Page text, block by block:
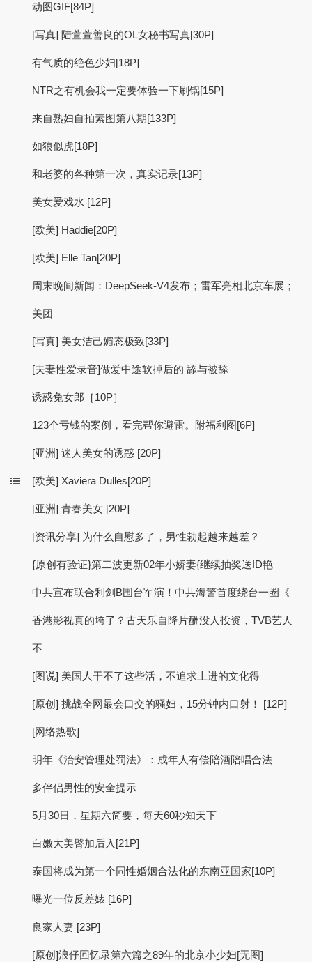
动图GIF[84P]
[写真] 陆萱萱善良的OL女秘书写真[30P]
有气质的绝色少妇[18P]
NTR之有机会我一定要体验一下刷锅[15P]
来自熟妇自拍素图第八期[133P]
如狼似虎[18P]
和老婆的各种第一次，真实记录[13P]
美女爱戏水 [12P]
[欧美] Haddie[20P]
[欧美] Elle Tan[20P]
周末晚间新闻：DeepSeek-V4发布；雷军亮相北京车展；
美团
[写真] 美女洁己媚态极致[33P]
[夫妻性爱录音]做爱中途软掉后的 舔与被舔
诱惑兔女郎［10P］
123个亏钱的案例，看完帮你避雷。附福利图[6P]
[亚洲] 迷人美女的诱惑 [20P]
[欧美] Xaviera Dulles[20P]
[亚洲] 青春美女 [20P]
[资讯分享] 为什么自慰多了，男性勃起越来越差？
{原创有验证}第二波更新02年小娇妻{继续抽奖送ID艳
中共宣布联合利剑B围台军演！中共海警首度绕台一圈《
香港影视真的垮了？古天乐自降片酬没人投资，TVB艺人
不
[图说] 美国人干不了这些活，不追求上进的文化得
[原创] 挑战全网最会口交的骚妇，15分钟内口射！ [12P]
[网络热歌]
明年《治安管理处罚法》：成年人有偿陪酒陪唱合法
多伴侣男性的安全提示
5月30日，星期六简要，每天60秒知天下
白嫩大美臀加后入[21P]
泰国将成为第一个同性婚姻合法化的东南亚国家[10P]
曝光一位反差婊 [16P]
良家人妻 [23P]
[原创]浪仔回忆录第六篇之89年的北京小少妇[无图]